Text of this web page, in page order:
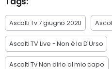
Ascolti Tv 7 giugno 2020
Ascolti TV Live - Non è la D'Urso
Ascolti Tv Non dirlo al mio capo